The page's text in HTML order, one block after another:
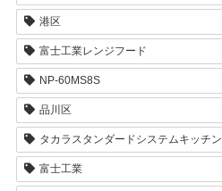
港区
富士工業レンジフード
NP-60MS8S
品川区
タカラスタンダードシステムキッチン
富士工業